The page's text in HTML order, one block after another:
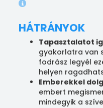
HÁTRÁNYOK
Tapasztalatot
gyakorlatra van
fodrász legyél
helyen
Emberekkel
embert
mindegyik a